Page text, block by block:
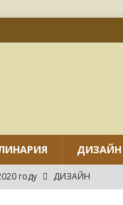
ДИЗАЙН
году
ДИЗАЙН